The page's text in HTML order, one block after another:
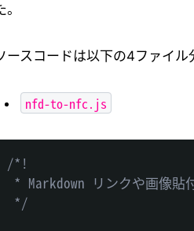
。
ースコードは以下の4ファイル
nfd-to-nfc.js
/*!
* Markdown リンクや画像貼
*/